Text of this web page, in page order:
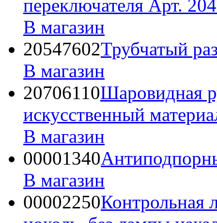
переключателя Арт.
В магазин
20547602Трубчатый
В магазин
20706110Шаровидная
искусственный
В магазин
00001340
В магазин
00002250Контрольная